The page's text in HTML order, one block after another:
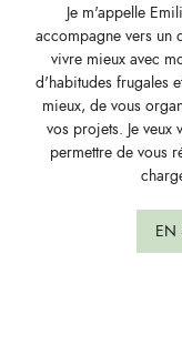
Je m'appelle
accompagne vers un
vivre mieux avec
d'habitudes frugales
mieux, de vous
vos projets. Je
permettre de vous
EN